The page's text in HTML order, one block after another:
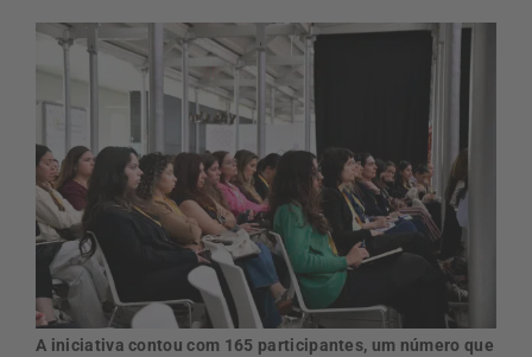
A iniciativa contou com 165 participantes, um número que